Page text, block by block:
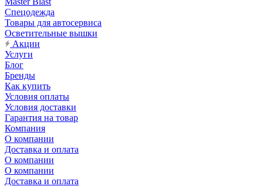
Спецодежда
Товары для автосервиса
Осветительные вышки
Акции
Услуги
Блог
Бренды
Как купить
Условия оплаты
Условия доставки
Гарантия на товар
Компания
О компании
Доставка и оплата
О компании
О компании
Доставка и оплата